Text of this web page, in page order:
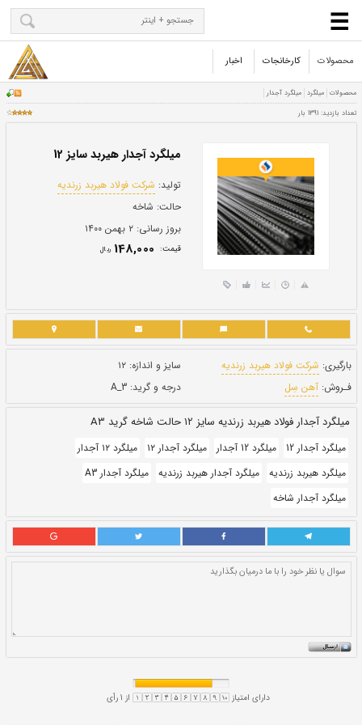
محصولات کارخانجات اخبار
میلگرد آجدار هیربد سایز 12
حالت:شاخه
بروز رسانی:۲ بهمن ۱۴۰۰
قيمت: 148,000 ريال
درجه و گرید:A_3